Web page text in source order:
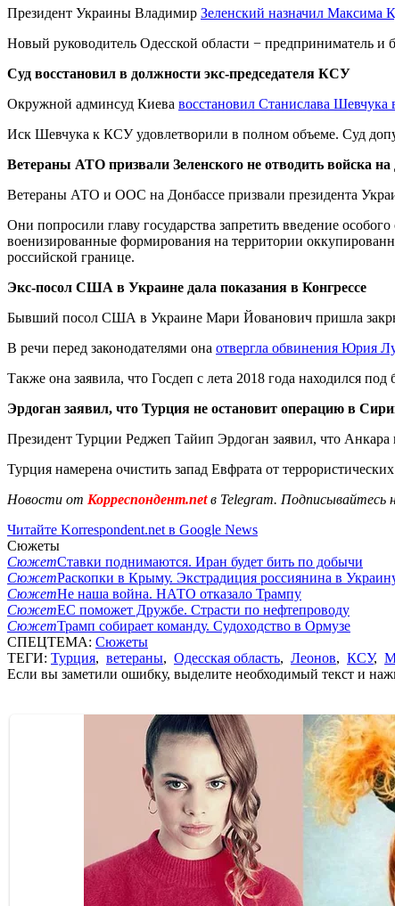
Президент Украины Владимир Зеленский назначил Максима
Новый руководитель Одесской области − предприниматель
Суд восстановил в должности экс-председателя КСУ
Окружной админсуд Киева восстановил Станислава Шевчука
Иск Шевчука к КСУ удовлетворили в полном объеме. Суд
Ветераны АТО призвали Зеленского не отводить войска на
Ветераны АТО и ООС на Донбассе призвали президента
Они попросили главу государства запретить введение
военизированные формирования на территории
российской границе.
Экс-посол США в Украине дала показания в Конгрессе
Бывший посол США в Украине Мари Йованович пришла
В речи перед законодателями она отвергла обвинения Юрия
Также она заявила, что Госдеп с лета 2018 года находился
Эрдоган заявил, что Турция не остановит операцию в
Президент Турции Реджеп Тайип Эрдоган заявил, что Анкара
Турция намерена очистить запад Евфрата от
Новости от Корреспондент.netв Telegram. Подписывайтесь
Читайте Korrespondent.net в Google News
Сюжеты
СюжетСтавки поднимаются. Иран будет бить по добычи
СюжетРаскопки в Крыму. Экстрадиция россиянина в
СюжетНе наша война. НАТО отказало Трампу
СюжетЕС поможет Дружбе. Страсти по нефтепроводу
СюжетТрамп собирает команду. Судоходство в Ормузе
СПЕЦТЕМА: Сюжеты
ТЕГИ: Турция, ветераны, Одесская область, Леонов, КСУ,
Если вы заметили ошибку, выделите необходимый текст и